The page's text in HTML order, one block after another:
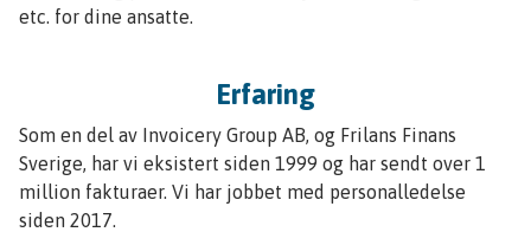
etc. for dine ansatte.
Erfaring
Som en del av Invoicery Group AB, og Frilans Finans
Sverige, har vi eksistert siden 1999 og har sendt over 1
million fakturaer. Vi har jobbet med personalledelse
siden 2017.